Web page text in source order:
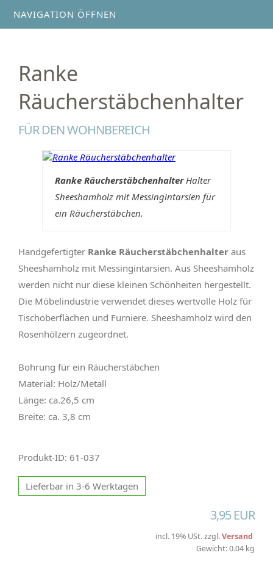
NAVIGATION ÖFFNEN
Ranke
Räucherstäbchenhalter
FÜR DEN WOHNBEREICH
Ranke RäucherstäbchenhalterHalter
Sheeshamholz mit Messingintarsien für
ein Räucherstäbchen.
Handgefertigter Ranke Räucherstäbchenhalter aus
Sheeshamholz mit Messingintarsien. Aus Sheeshamholz
werden nicht nur diese kleinen Schönheiten hergestellt.
Die Möbelindustrie verwendet dieses wertvolle Holz für
Tischoberflächen und Furniere. Sheeshamholz wird den
Rosenhölzern zugeordnet.
Bohrung für ein Räucherstäbchen
Material: Holz/Metall
Länge: ca.26,5 cm
Breite: ca. 3,8 cm
Produkt-ID: 61-037
Lieferbar in 3-6 Werktagen
3,95 EUR
incl. 19% USt. zzgl.Versand
Gewicht: 0.04 kg